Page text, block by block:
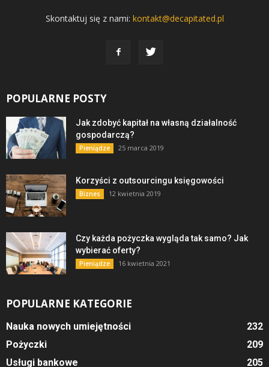
Skontaktuj się z nami: kontakt@decapitated.pl
POPULARNE POSTY
Jak zdobyć kapitał na własną działalność
gospodarczą?
Pieniądze 25 marca 2019
Korzyści z outsourcingu księgowości
Biznes 12 kwietnia 2019
Czy każda pożyczka wygląda tak samo? Jak
wybierać oferty?
Pieniądze 16 kwietnia 2021
POPULARNE KATEGORIE
Nauka nowych umiejętności
232
Pożyczki
209
Usługi bankowe
205